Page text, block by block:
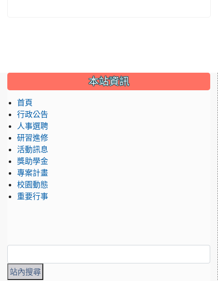
::: 本站資訊
首頁
行政公告
人事選聘
研習進修
活動訊息
獎助學金
專案計畫
校園動態
重要行事